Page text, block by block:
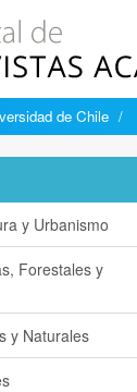
de Chile
y Urbanismo
Forestales y
y Naturales